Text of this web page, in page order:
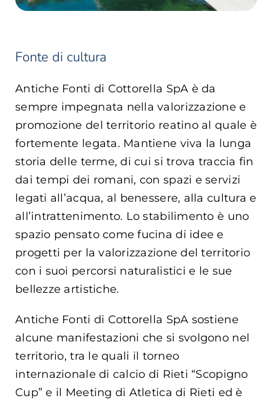
Fonte di cultura
Antiche Fonti di Cottorella SpA è da
sempre impegnata nella valorizzazione e
promozione del territorio reatino al quale è
fortemente legata. Mantiene viva la lunga
storia delle terme, di cui si trova traccia fin
dai tempi dei romani, con spazi e servizi
legati all’acqua, al benessere, alla cultura e
all’intrattenimento. Lo stabilimento è uno
spazio pensato come fucina di idee e
progetti per la valorizzazione del territorio
con i suoi percorsi naturalistici e le sue
bellezze artistiche.
Antiche Fonti di Cottorella SpA sostiene
alcune manifestazioni che si svolgono nel
territorio, tra le quali il torneo
internazionale di calcio di Rieti “Scopigno
Cup” e il Meeting di Atletica di Rieti ed è